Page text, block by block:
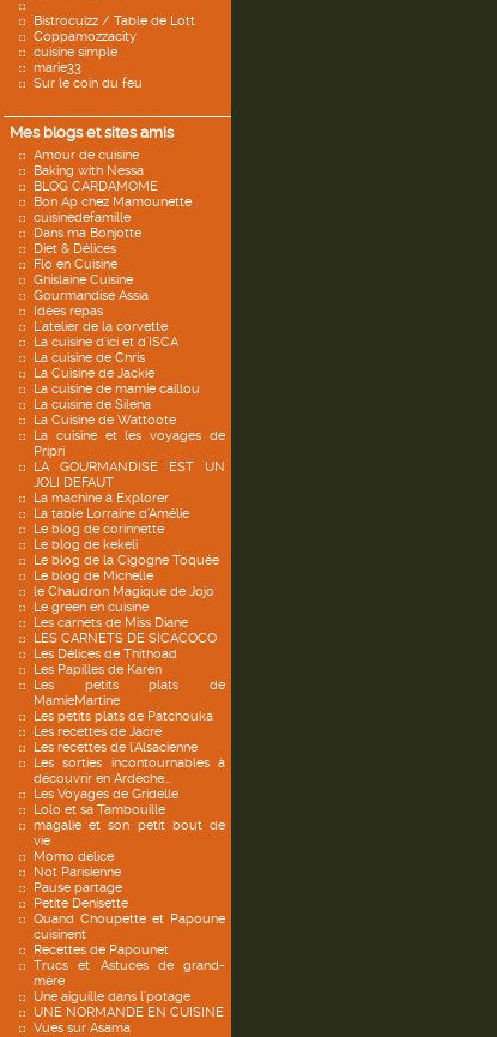
Bistrocuizz / Table de Lott
Coppamozzacity
cuisine simple
marie33
Sur le coin du feu
Mes blogs et sites amis
Amour de cuisine
Baking with Nessa
BLOG CARDAMOME
Bon Ap chez Mamounette
cuisinedefamille
Dans ma Bonjotte
Diet & Délices
Flo en Cuisine
Ghislaine Cuisine
Gourmandise Assia
Idées repas
L'atelier de la corvette
La cuisine d'ici et d'ISCA
La cuisine de Chris
La Cuisine de Jackie
La cuisine de mamie caillou
La cuisine de Silena
La Cuisine de Wattoote
La cuisine et les voyages de
Pripri
LA GOURMANDISE EST UN
JOLI DEFAUT
La machine à Explorer
La table Lorraine d'Amélie
Le blog de corinnette
Le blog de kekeli
Le blog de la Cigogne Toquée
Le blog de Michelle
le Chaudron Magique de Jojo
Le green en cuisine
Les carnets de Miss Diane
LES CARNETS DE SICACOCO
Les Délices de Thithoad
Les Papilles de Karen
Les petits plats de
MamieMartine
Les petits plats de Patchouka
Les recettes de Jacre
Les recettes de l'Alsacienne
Les sorties incontournables à
découvrir en Ardèche...
Les Voyages de Gridelle
Lolo et sa Tambouille
magalie et son petit bout de
vie
Momo délice
Not Parisienne
Pause partage
Petite Denisette
Quand Choupette et Papoune
cuisinent
Recettes de Papounet
Trucs et Astuces de grand-
mère
Une aiguille dans l'potage
UNE NORMANDE EN CUISINE
Vues sur Asama